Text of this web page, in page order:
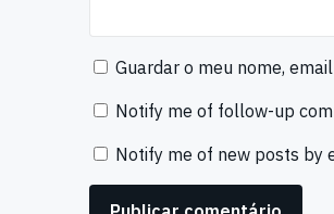
Guardar o meu nome,
Notify me of follow-up
Notify me of new posts by